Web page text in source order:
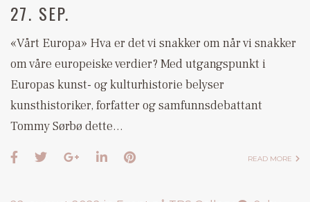
27. SEP.
«Vårt Europa» Hva er det vi snakker om når vi snakker
om våre europeiske verdier? Med utgangspunkt i
Europas kunst- og kulturhistorie belyser
kunsthistoriker, forfatter og samfunnsdebattant
Tommy Sørbø dette…
READ MORE